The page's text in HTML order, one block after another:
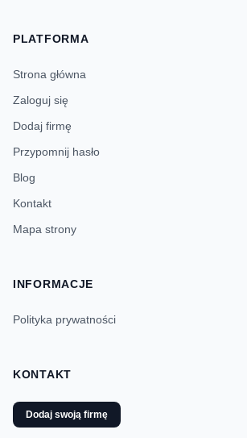
PLATFORMA
Strona główna
Zaloguj się
Dodaj firmę
Przypomnij hasło
Blog
Kontakt
Mapa strony
INFORMACJE
Polityka prywatności
KONTAKT
Dodaj swoją firmę